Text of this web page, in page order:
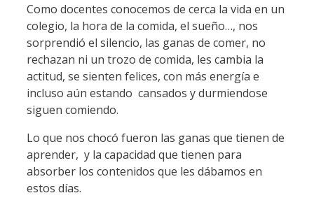
Como docentes conocemos de cerca la vida en un
colegio, la hora de la comida, el sueño…, nos
sorprendió el silencio, las ganas de comer, no
rechazan ni un trozo de comida, les cambia la
actitud, se sienten felices, con más energía e
incluso aún estando cansados y durmiendose
siguen comiendo.
Lo que nos chocó fueron las ganas que tienen de
aprender, y la capacidad que tienen para
absorber los contenidos que les dábamos en
estos días.